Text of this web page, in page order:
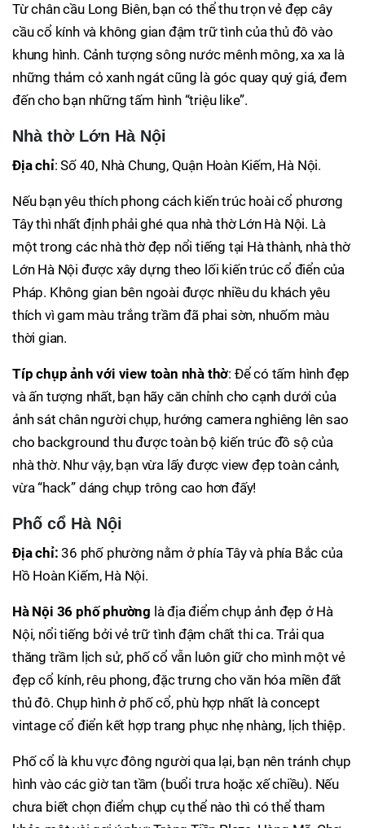
Từ chân cầu Long Biên, bạn có thể thu trọn vẻ đẹp cây
cầu cổ kính và không gian đậm trữ tình của thủ đô vào
khung hình. Cảnh tượng sông nước mênh mông, xa xa là
những thảm cỏ xanh ngát cũng là góc quay quý giá, đem
đến cho bạn những tấm hình “triệu like”.
Nhà thờ Lớn Hà Nội
Địa chỉ: Số 40, Nhà Chung, Quận Hoàn Kiếm, Hà Nội.
Nếu bạn yêu thích phong cách kiến trúc hoài cổ phương
Tây thì nhất định phải ghé qua nhà thờ Lớn Hà Nội. Là
một trong các nhà thờ đẹp nổi tiếng tại Hà thành, nhà thờ
Lớn Hà Nội được xây dựng theo lối kiến trúc cổ điển của
Pháp. Không gian bên ngoài được nhiều du khách yêu
thích vì gam màu trắng trầm đã phai sờn, nhuốm màu
thời gian.
Típ chụp ảnh với view toàn nhà thờ: Để có tấm hình đẹp
và ấn tượng nhất, bạn hãy căn chỉnh cho cạnh dưới của
ảnh sát chân người chụp, hướng camera nghiêng lên sao
cho background thu được toàn bộ kiến trúc đồ sộ của
nhà thờ. Như vậy, bạn vừa lấy được view đẹp toàn cảnh,
vừa “hack” dáng chụp trông cao hơn đấy!
Phố cổ Hà Nội
Địa chỉ: 36 phố phường nằm ở phía Tây và phía Bắc của
Hồ Hoàn Kiếm, Hà Nội.
Hà Nội 36 phố phường là địa điểm chụp ảnh đẹp ở Hà
Nội, nổi tiếng bởi vẻ trữ tình đậm chất thi ca. Trải qua
thăng trầm lịch sử, phố cổ vẫn luôn giữ cho mình một vẻ
đẹp cổ kính, rêu phong, đặc trưng cho văn hóa miền đất
thủ đô. Chụp hình ở phố cổ, phù hợp nhất là concept
vintage cổ điển kết hợp trang phục nhẹ nhàng, lịch thiệp.
Phố cổ là khu vực đông người qua lại, bạn nên tránh chụp
hình vào các giờ tan tầm (buổi trưa hoặc xế chiều). Nếu
chưa biết chọn điểm chụp cụ thể nào thì có thể tham